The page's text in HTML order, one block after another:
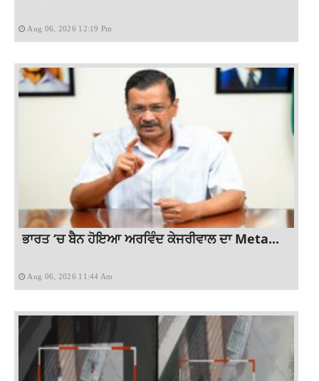
Aug 06, 2026 12:19 Pm
ਭਾਰਤ ‘ਚ ਬੈਨ ਹੋਇਆ ਅਰਵਿੰਦ ਕੇਜਰੀਵਾਲ ਦਾ Meta...
Aug 06, 2026 11:44 Am